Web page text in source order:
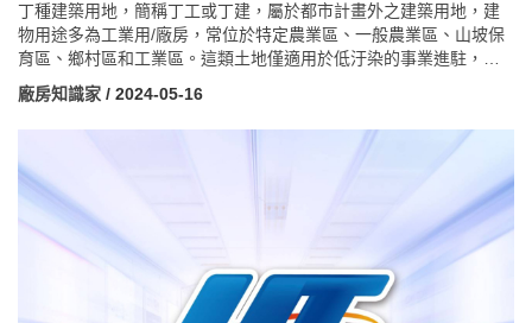
丁種建築用地，簡稱丁工或丁建，屬於都市計畫外之建築用地，建
物用途多為工業用/廠房，常位於特定農業區、一般農業區、山坡保
育區、鄉村區和工業區。這類土地僅適用於低汙染的事業進駐，申
請工業設施的業者，都必須通過低汙染事業審查認定的要求。
廠房知識家 / 2024-05-16